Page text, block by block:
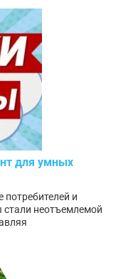
для умных
и
неотъемлемой